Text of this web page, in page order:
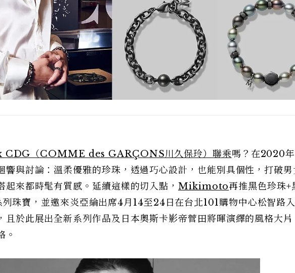
（COMME des GARÇONS川久保玲）聯乘嗎？在2020
響與討論：溫柔優雅的珍珠，透過巧心設計，也能別具個性，打破
起來都時髦有質感。延續這樣的切入點，Mikimoto再推黑色珍珠+
珠寶，並邀來炎亞綸出席4月14至24日在台北101購物中心松智路
且於此展出全新系列作品及日本奧斯卡影帝菅田將暉演繹的風格大
。